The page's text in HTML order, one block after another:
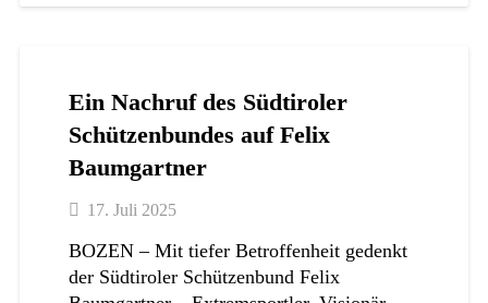
Ein Nachruf des Südtiroler
Schützenbundes auf Felix
Baumgartner
17. Juli 2025
BOZEN – Mit tiefer Betroffenheit gedenkt
der Südtiroler Schützenbund Felix